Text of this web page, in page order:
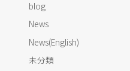
blog
News
News(English)
未分類